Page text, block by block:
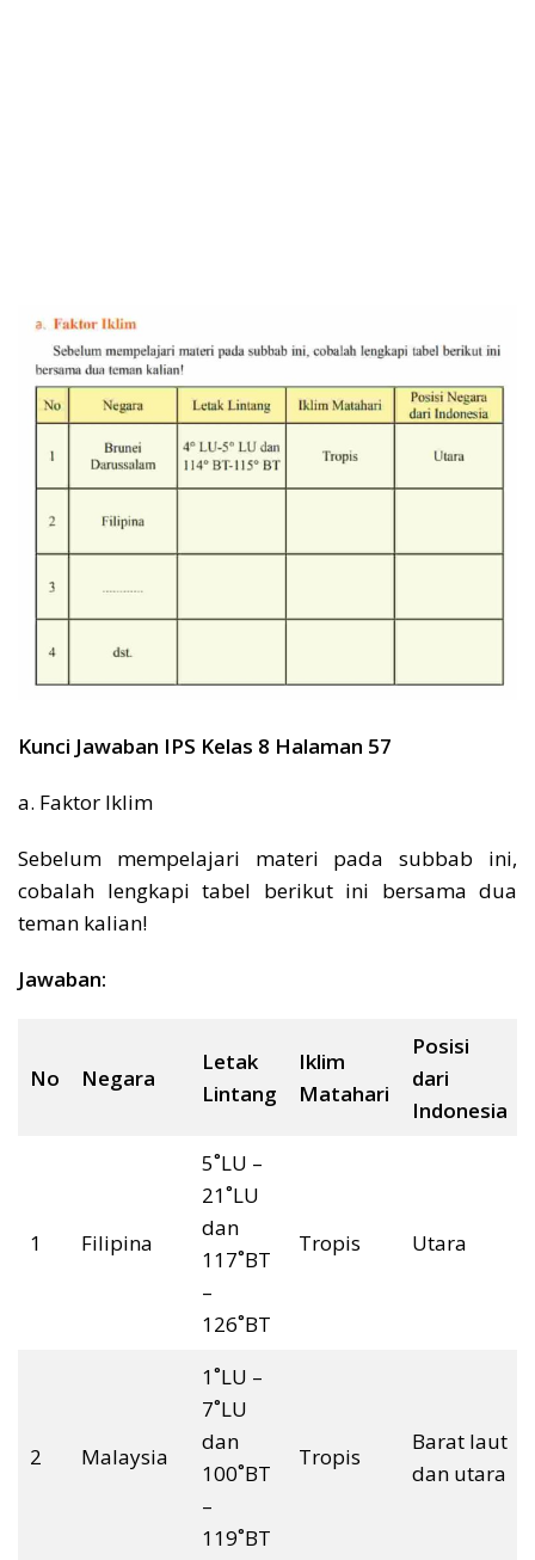
Kunci Jawaban IPS Kelas 8 Halaman 57
a. Faktor Iklim
Sebelum mempelajari materi pada subbab ini,
cobalah lengkapi tabel berikut ini bersama dua
teman kalian!
Jawaban:
No Negara
Letak
Lintang
Iklim
Matahari
Posisi
dari
Indonesia
1 Filipina
5˚LU –
21˚LU
dan
117˚BT
–
126˚BT
Tropis Utara
2 Malaysia
1˚LU –
7˚LU
dan
100˚BT
–
119˚BT
Tropis
Barat laut
dan utara